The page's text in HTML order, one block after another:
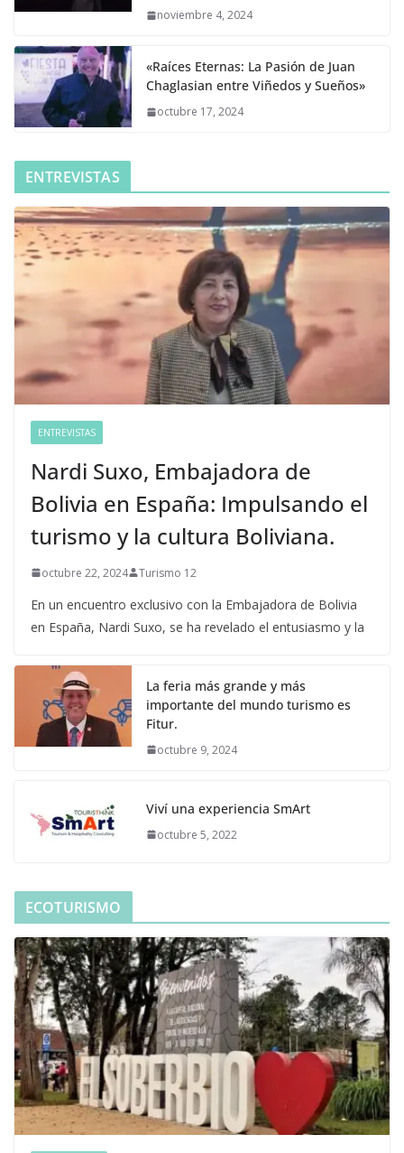
noviembre 4, 2024
«Raíces Eternas: La Pasión de Juan
Chaglasian entre Viñedos y Sueños»
octubre 17, 2024
ENTREVISTAS
ENTREVISTAS
Nardi Suxo, Embajadora de
Bolivia en España: Impulsando el
turismo y la cultura Boliviana.
octubre 22, 2024 Turismo 12
En un encuentro exclusivo con la Embajadora de Bolivia
en España, Nardi Suxo, se ha revelado el entusiasmo y la
La feria más grande y más
importante del mundo turismo es
Fitur.
octubre 9, 2024
Viví una experiencia SmArt
octubre 5, 2022
ECOTURISMO